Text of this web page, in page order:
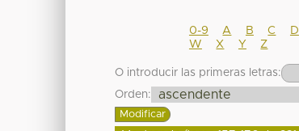
0-9 A B C D
W
X Y Z
O introducir las primeras letras:
Orden: